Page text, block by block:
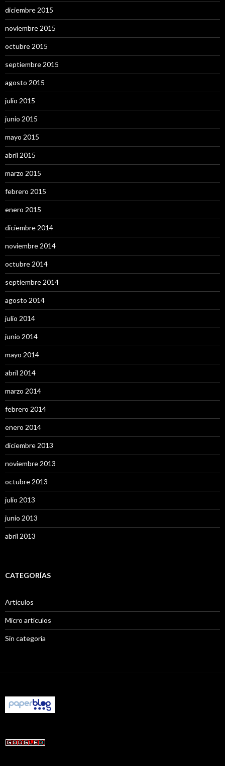
diciembre 2015
noviembre 2015
octubre 2015
septiembre 2015
agosto 2015
julio 2015
junio 2015
mayo 2015
abril 2015
marzo 2015
febrero 2015
enero 2015
diciembre 2014
noviembre 2014
octubre 2014
septiembre 2014
agosto 2014
julio 2014
junio 2014
mayo 2014
abril 2014
marzo 2014
febrero 2014
enero 2014
diciembre 2013
noviembre 2013
octubre 2013
julio 2013
junio 2013
abril 2013
CATEGORÍAS
Artículos
Micro artículos
Sin categoría